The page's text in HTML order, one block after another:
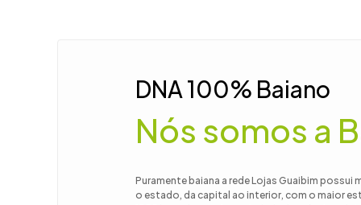
DNA 100% Baiano
Nós somos a
Puramente baiana a rede Lojas Guaibim
o estado, da capital ao interior, com o maior
4º
sofá
6
cama
7º
tv